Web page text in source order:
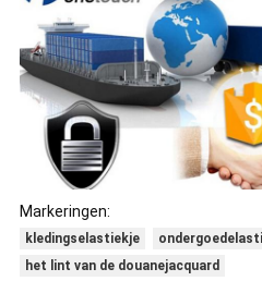
Markeringen:
kledingselastiekje
het lint van de douanejacquard